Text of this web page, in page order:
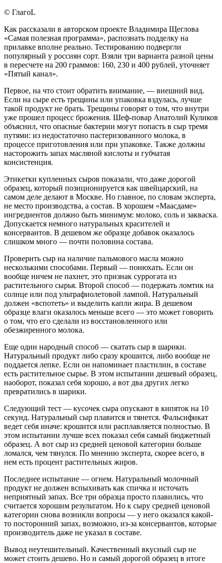
© ГлагоL
Как рассказали в авторском проекте Владимира Щеглова
«Самая полезная программа», распознать подделку на
прилавке вполне реально. Тестированию подвергли
популярный у россиян сорт. Взяли три варианта разной цены
в пересчете на 200 граммов: 160, 230 и 400 рублей, уточняет
«Пятый канал».
Первое, на что стоит обратить внимание, — внешний вид.
Если на сыре есть трещины или упаковка вздулась, лучше
такой продукт не брать. Трещины говорят о том, что внутри
уже прошел процесс брожения. Шеф-повар Анатолий Куликов
объяснил, что опасные бактерии могут попасть в сыр тремя
путями: из недостаточно пастеризованного молока, в
процессе приготовления или при упаковке. Также должны
насторожить запах масляной кислоты и губчатая
консистенция.
Этикетки купленных сыров показали, что даже дорогой
образец, который позиционируется как швейцарский, на
самом деле делают в Москве. Но главное, по словам эксперта,
не место производства, а состав. В хорошем «Маасдаме»
ингредиентов должно быть минимум: молоко, соль и закваска.
Допускается немного натуральных красителей и
консервантов. В дешевом же образце добавок оказалось
слишком много — почти половина состава.
Проверить сыр на наличие пальмового масла можно
несколькими способами. Первый — понюхать. Если он
вообще ничем не пахнет, это признак суррогата из
растительного сырья. Второй способ — подержать ломтик на
солнце или под ультрафиолетовой лампой. Натуральный
должен «вспотеть» и выделить капли жира. В дешевом
образце влаги оказалось меньше всего — это может говорить
о том, что его сделали из восстановленного или
обезжиренного молока.
Еще один народный способ — скатать сыр в шарики.
Натуральный продукт либо сразу крошится, либо вообще не
поддается лепке. Если он напоминает пластилин, в составе
есть растительное сырье. В этом испытании дешевый образец,
наоборот, показал себя хорошо, а вот два других легко
превратились в шарики.
Следующий тест — кусочек сыра опускают в кипяток на 10
секунд. Натуральный сыр плавится и тянется. Фальсификат
ведет себя иначе: крошится или расплавляется полностью. В
этом испытании лучше всех показал себя самый бюджетный
образец. А вот сыр из средней ценовой категории больше
ломался, чем тянулся. По мнению эксперта, скорее всего, в
нем есть процент растительных жиров.
Последнее испытание — огнем. Натуральный молочный
продукт не должен вспыхивать как спичка и источать
неприятный запах. Все три образца просто плавились, что
считается хорошим результатом. Но к сыру средней ценовой
категории снова возникли вопросы — у него оказался какой-
то посторонний запах, возможно, из-за консервантов, которые
производитель даже не указал в составе.
Вывод неутешительный. Качественный вкусный сыр не
может стоить дешево. Но и самый дорогой образец в итоге